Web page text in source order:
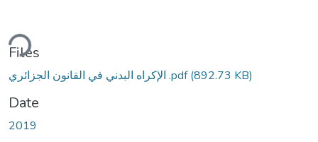
Files
الإكراه البدني في القانون الجزائري .pdf(892.73 KB)
Date
2019